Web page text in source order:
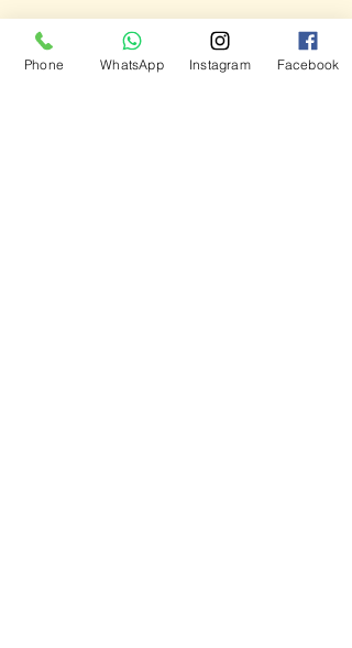
Phone WhatsApp Instagram Facebook